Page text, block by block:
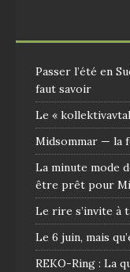
Passer l’été en
faut savoir
Le «
Midsommar — la
La minute mode
être prêt pour
Le rire s’invite à
Le 6 juin, mais
REKO-Ring : La